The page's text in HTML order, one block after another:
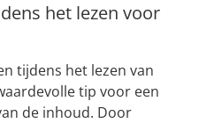
het lezen voor
tijdens het lezen van
tip voor een
de inhoud. Door